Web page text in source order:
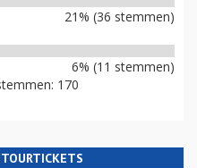
21% (36 stemmen)
6% (11 stemmen)
170